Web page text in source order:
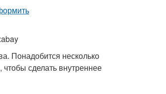
Понадобится несколько
сделать внутреннее